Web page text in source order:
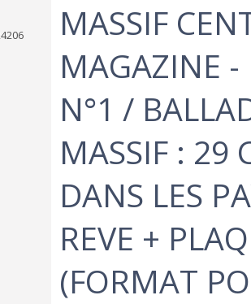
‎MASSIF
MAGAZINE -
N°1 /
MASSIF : 29
DANS LES
REVE +
(FORMAT